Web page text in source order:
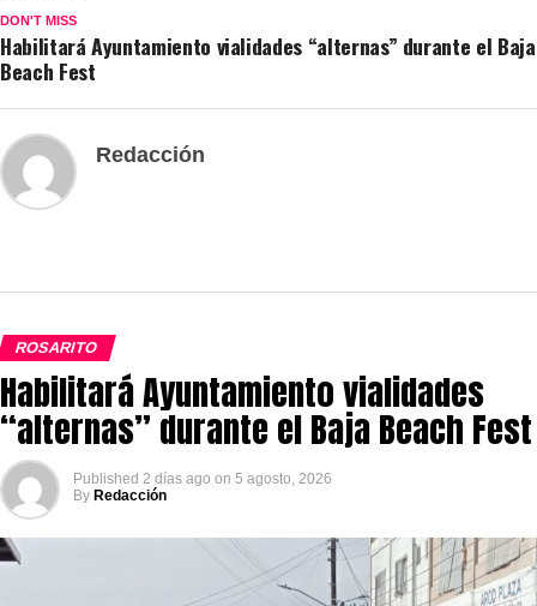
DON'T MISS
Habilitará Ayuntamiento vialidades “alternas” durante el Baja
Beach Fest
Redacción
ROSARITO
Habilitará Ayuntamiento vialidades
“alternas” durante el Baja Beach Fest
Published 2 días ago on 5 agosto, 2026
By Redacción